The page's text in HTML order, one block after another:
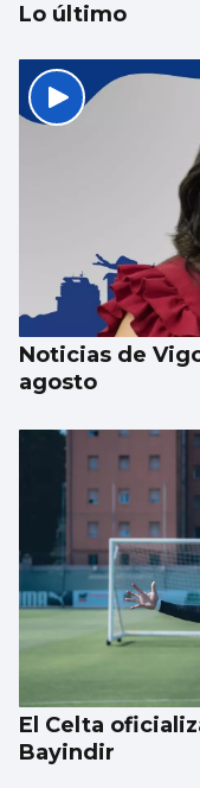
Luz verde
el CEIP
Lo último
Noticias de
agosto
El Celta
Bayindir